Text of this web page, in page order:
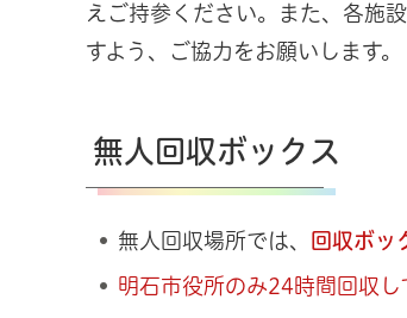
えご持参ください。また、各施
すよう、ご協力をお願いします。
無人回収ボックス
無人回収場所では、 回収ボッ
明石市役所のみ24時間回収し